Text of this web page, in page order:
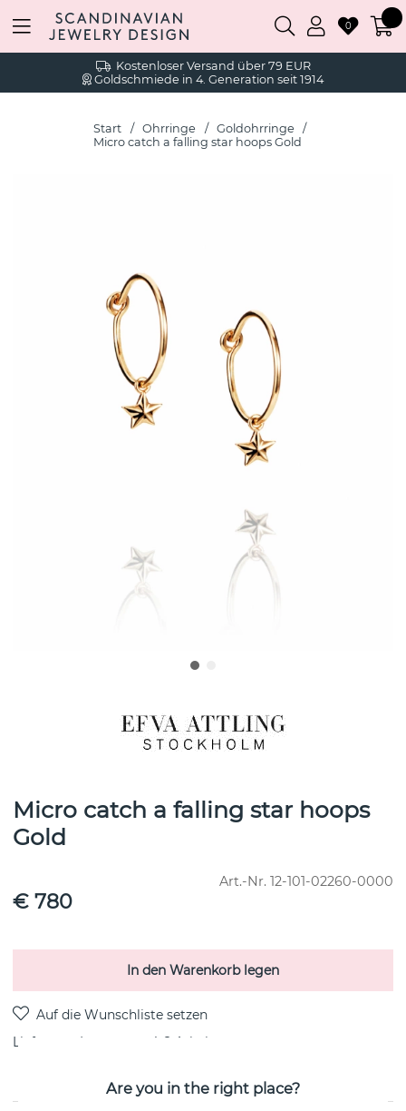
Kostenloser Versand über 79 EUR
Goldschmiede in 4. Generation seit 1914
0
Start Ohrringe
Goldohrringe
Micro catch a falling star hoops Gold
Micro catch a falling star hoops
Gold
Art.-Nr. 12-101-02260-0000
€ 780
In den Warenkorb legen
Lieferung: Lagerware 4-8 Arbeitstage
Are you in the right place?